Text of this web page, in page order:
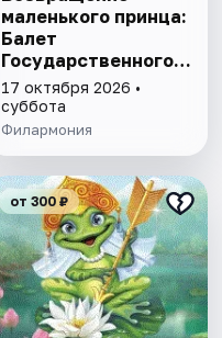
маленького принца:
Балет
Государственного
балета Кубани для
детей
17 октября 2026 •
суббота
Филармония
от 300 ₽